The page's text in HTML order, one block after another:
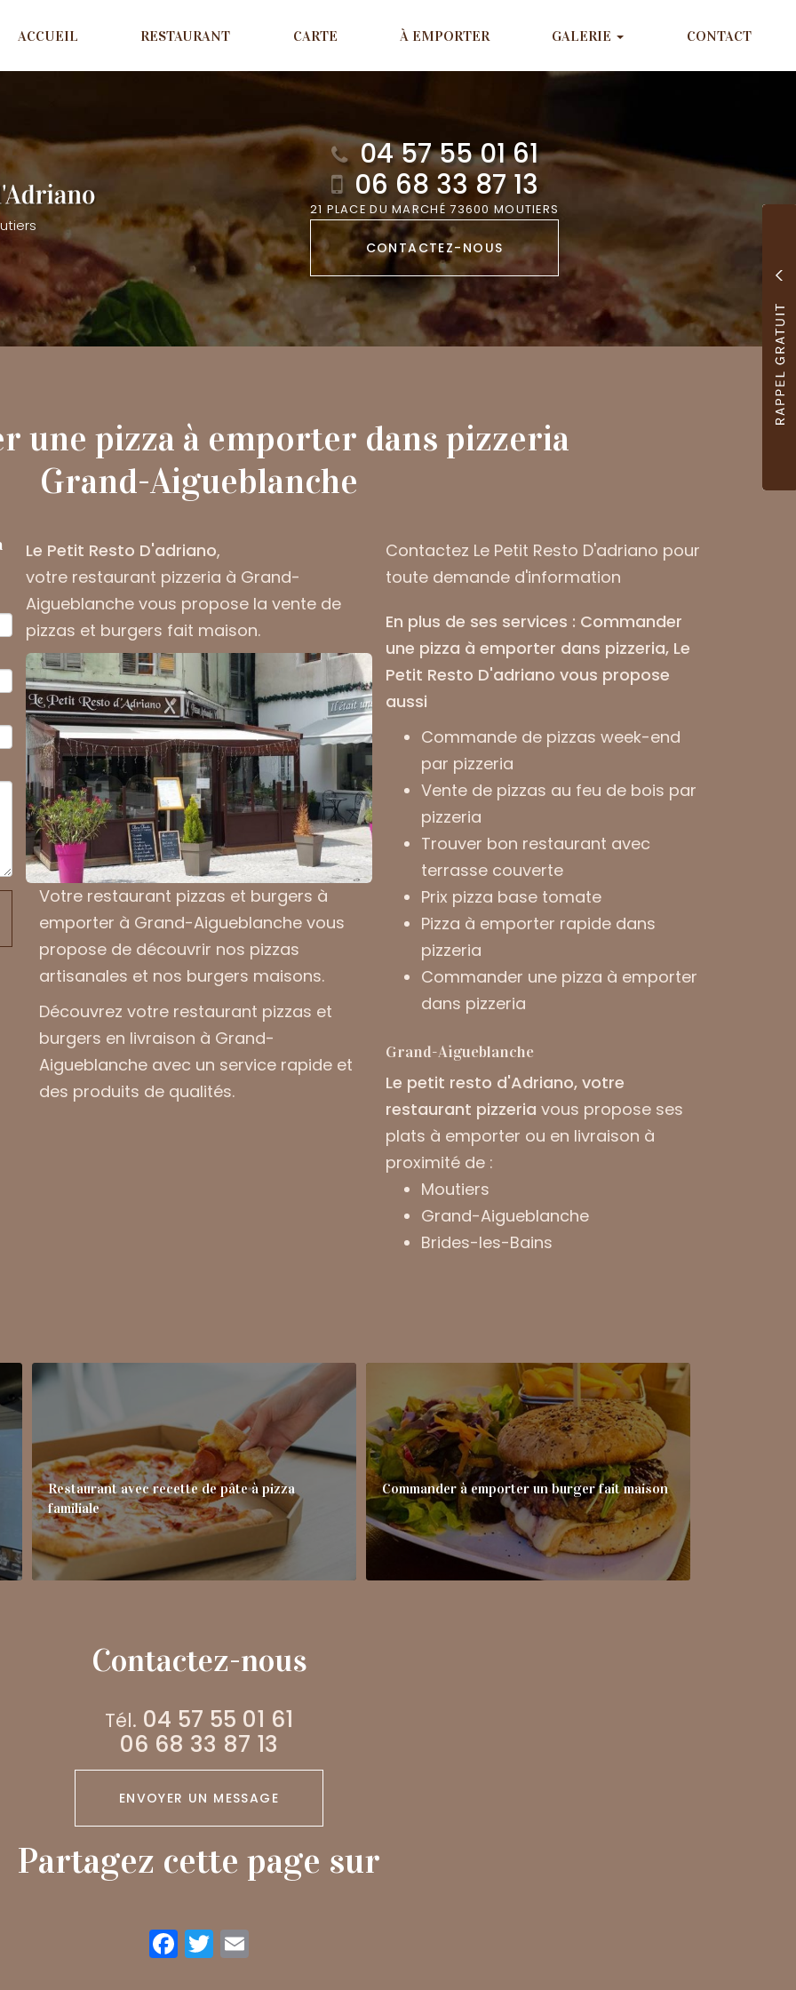
ACCUEIL RESTAURANT CARTE À EMPORTER GALERIE CONTACT
04 57 55 01 61
06 68 33 87 13
21 PLACE DU MARCHÉ 73600 MOUTIERS
CONTACTEZ- NOUS
une pizza à emporter dans pizzeria
Grand-Aigueblanche
Le Petit Resto D'adriano,
votre restaurant pizzeria à Grand-
Aigueblanche vous propose la vente de
pizzas et burgers fait maison.
Votre restaurant pizzas et burgers à
emporter à Grand-Aigueblanche vous
propose de découvrir nos pizzas
artisanales et nos burgers maisons.
Découvrez votre restaurant pizzas et
burgers en livraison à Grand-
Aigueblanche avec un service rapide et
des produits de qualités.
Contactez Le Petit Resto D'adriano pour
toute demande d'information
En plus de ses services : Commander
une pizza à emporter dans pizzeria, Le
Petit Resto D'adriano vous propose
aussi
Commande de pizzas week-end
par pizzeria
Vente de pizzas au feu de bois par
pizzeria
Trouver bon restaurant avec
terrasse couverte
Prix pizza base tomate
Pizza à emporter rapide dans
pizzeria
Commander une pizza à emporter
dans pizzeria
Grand-Aigueblanche
Le petit resto d'Adriano, votre
restaurant pizzeria vous propose ses
plats à emporter ou en livraison à
proximité de :
Moutiers
Grand-Aigueblanche
Brides-les-Bains
Restaurant avec recette de pâte à pizza
familiale
Commander à emporter un burger fait maison
Contactez-nous
Tél. 04 57 55 01 61
06 68 33 87 13
ENVOYER UN MESSAGE
Partagez cette page sur
Facebook
Twitter